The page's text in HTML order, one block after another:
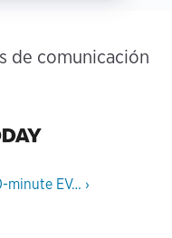
de comunicación
minute EV… ›